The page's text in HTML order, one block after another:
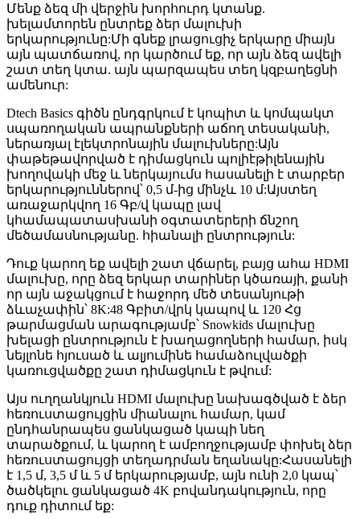
Մենք ձեզ մի վերջին խորհուրդ կտանք.
խելամտորեն ընտրեք ձեր մալուխի
երկարությունը:Մի գնեք լրացուցիչ երկարը միայն
այն պատճառով, որ կարծում եք, որ այն ձեզ ավելի
շատ տեղ կտա. այն պարզապես տեղ կզբաղեցնի
ամենուր:
Dtech Basics գիծն ընդգրկում է կոպիտ և կոմպակտ
սպառողական ապրանքների աճող տեսականի,
ներառյալ էլեկտրոնային մալուխները:Այն
փաթեթավորված է դիմացկուն պոլիէթիլենային
խողովակի մեջ և ներկայումս հասանելի է տարբեր
երկարություններով՝ 0,5 մ-ից մինչև 10 մ:Այստեղ
առաջարկվող 16 Գբ/վ կապը լավ
կհամապատասխանի օգտատերերի ճնշող
մեծամասնությանը. հիանալի ընտրություն:
Դուք կարող եք ավելի շատ վճարել, բայց ահա HDMI
մալուխը, որը ձեզ երկար տարիներ կծառայի, քանի
որ այն աջակցում է հաջորդ մեծ տեսանյութի
ձևաչափին՝ 8K:48 Գբիտ/վրկ կապով և 120 Հց
թարմացման արագությամբ՝ Snowkids մալուխը
խելացի ընտրություն է խաղացողների համար, իսկ
նեյլոնե հյուսած և ալյումինե համաձուլվածքի
կառուցվածքը շատ դիմացկուն է թվում:
Այս ուղղանկյուն HDMI մալուխը նախագծված է ձեր
հեռուստացույցին միանալու համար, կամ
ընդհանրապես ցանկացած կապի նեղ
տարածքում, և կարող է ամբողջությամբ փոխել ձեր
հեռուստացույցի տեղադրման եղանակը:Հասանելի
է 1,5 մ, 3,5 մ և 5 մ երկարությամբ, այն ունի 2,0 կապ՝
ծածկելու ցանկացած 4K բովանդակություն, որը
դուք դիտում եք: